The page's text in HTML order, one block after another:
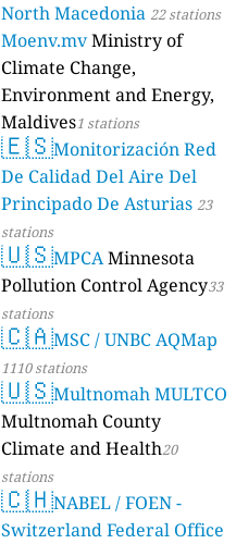
North Macedonia 22 stations
Moenv.mvMinistry of
Climate Change,
Environment and Energy,
Maldives1 stations
🇪🇸Monitorización Red
De Calidad Del Aire Del
Principado De Asturias 23
stations
🇺🇸MPCAMinnesota
Pollution Control Agency33
stations
🇨🇦MSC / UNBC AQMap
1110 stations
🇺🇸Multnomah MULTCO
Multnomah County
Climate and Health20
stations
🇨🇭NABEL / FOEN -
Switzerland Federal Office